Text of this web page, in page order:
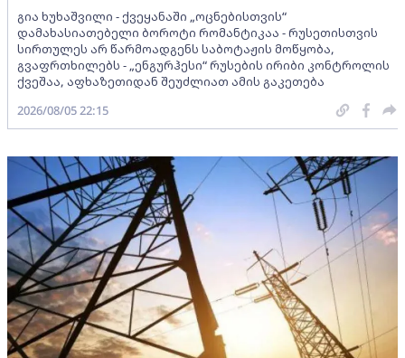
გია ხუხაშვილი - ქვეყანაში „ოცნებისთვის“
დამახასიათებელი ბოროტი რომანტიკაა - რუსეთისთვის
სირთულეს არ წარმოადგენს საბოტაჟის მოწყობა,
გვაფრთხილებს - „ენგურჰესი“ რუსების ირიბი კონტროლის
ქვეშაა, აფხაზეთიდან შეუძლიათ ამის გაკეთება
2026/08/05 22:15